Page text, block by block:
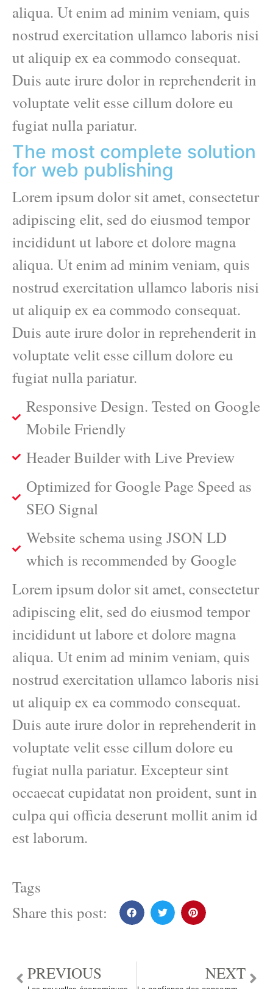
aliqua. Ut enim ad minim veniam, quis
nostrud exercitation ullamco laboris nisi
ut aliquip ex ea commodo consequat.
Duis aute irure dolor in reprehenderit in
voluptate velit esse cillum dolore eu
fugiat nulla pariatur.
The most complete solution
for web publishing
Lorem ipsum dolor sit amet, consectetur
adipiscing elit, sed do eiusmod tempor
incididunt ut labore et dolore magna
aliqua. Ut enim ad minim veniam, quis
nostrud exercitation ullamco laboris nisi
ut aliquip ex ea commodo consequat.
Duis aute irure dolor in reprehenderit in
voluptate velit esse cillum dolore eu
fugiat nulla pariatur.
Responsive Design. Tested on Google
Mobile Friendly
Header Builder with Live Preview
Optimized for Google Page Speed as
SEO Signal
Website schema using JSON LD
which is recommended by Google
Lorem ipsum dolor sit amet, consectetur
adipiscing elit, sed do eiusmod tempor
incididunt ut labore et dolore magna
aliqua. Ut enim ad minim veniam, quis
nostrud exercitation ullamco laboris nisi
ut aliquip ex ea commodo consequat.
Duis aute irure dolor in reprehenderit in
voluptate velit esse cillum dolore eu
fugiat nulla pariatur. Excepteur sint
occaecat cupidatat non proident, sunt in
culpa qui officia deserunt mollit anim id
est laborum.
Tags
Share this post:
PREVIOUS NEXT